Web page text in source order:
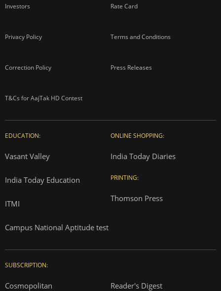
Investors Rate Card
Privacy Policy Terms and Conditions
Correction Policy Press Releases
T&Cs for AajTak HD Contest
EDUCATION:
Vasant Valley
India Today Education
ITMI
Campus National Aptitude test
ONLINE SHOPPING:
India Today Diaries
PRINTING:
Thomson Press
SUBSCRIPTION:
Cosmopolitan Reader's Digest